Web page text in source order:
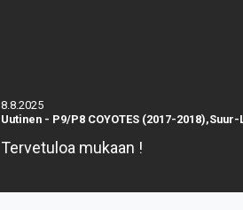
8.8.2025
Uutinen - P9/P8 COYOTES (2017-
Tervetuloa mukaan !